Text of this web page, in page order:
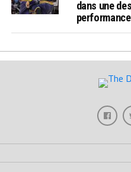
dans une